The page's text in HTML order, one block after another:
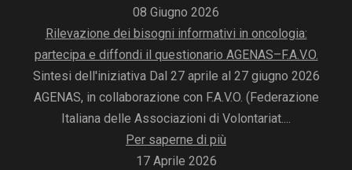
08 Giugno 2026
Rilevazione dei bisogni informativi in oncologia:
partecipa e diffondi il questionario AGENAS–F.A.V.O.
Sintesi dell'iniziativa Dal 27 aprile al 27 giugno 2026
AGENAS, in collaborazione con F.A.V.O. (Federazione
Italiana delle Associazioni di Volontariat....
Per saperne di più
17 Aprile 2026